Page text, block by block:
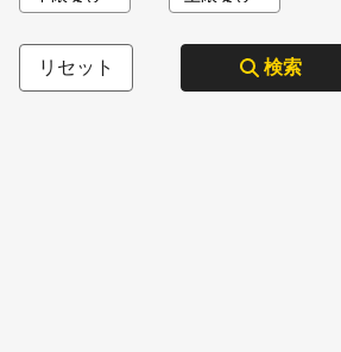
リセット 検索